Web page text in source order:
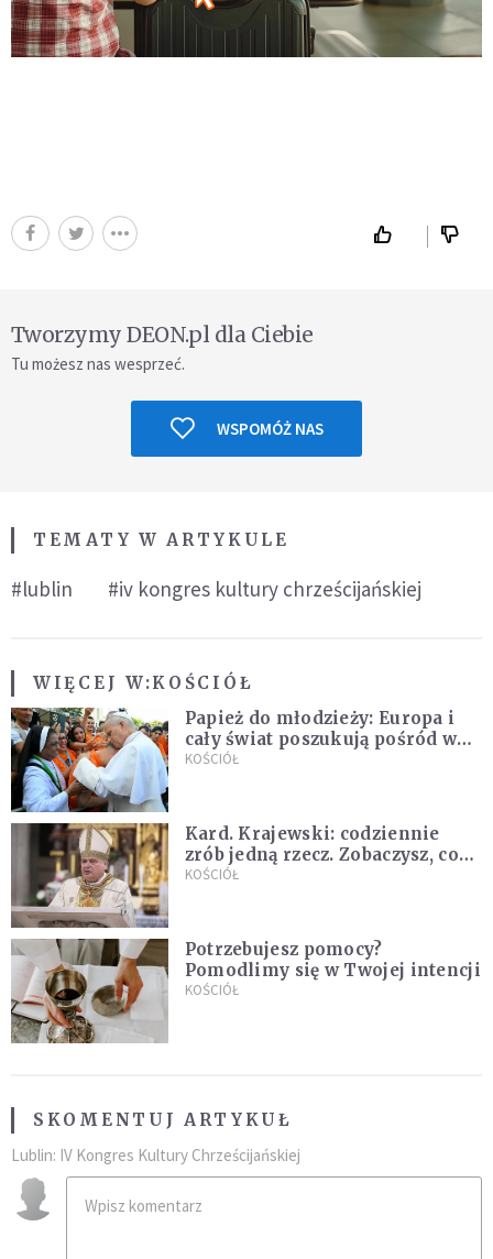
Tworzymy DEON.pl dla Ciebie
Tu możesz nas wesprzeć.
WSPOMÓŻ NAS
TEMATY W ARTYKULE
#lublin #iv kongres kultury chrześcijańskiej
WIĘCEJ W:KOŚCIÓŁ
Papież do młodzieży: Europa i
cały świat poszukują pośród was
nowych świętych
KOŚCIÓŁ
Kard. Krajewski: codziennie
zrób jedną rzecz. Zobaczysz, co
stanie się z twoim życiem
KOŚCIÓŁ
Potrzebujesz pomocy?
Pomodlimy się w Twojej intencji
KOŚCIÓŁ
SKOMENTUJ ARTYKUŁ
Lublin: IV Kongres Kultury Chrześcijańskiej